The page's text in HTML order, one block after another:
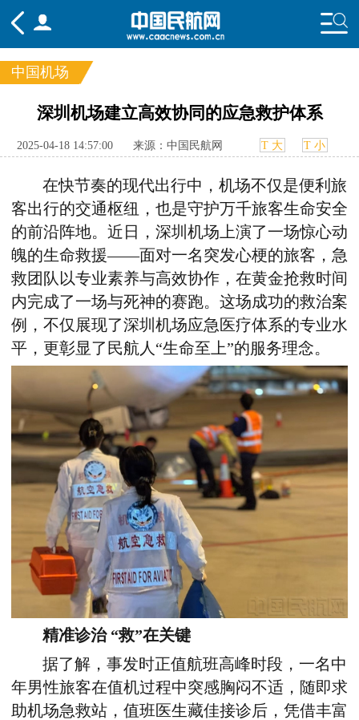
频道
国内 国际
行业
中国机场
深圳机场建立高效协同的应急救护体系
2025-04-18 14:57:00 来源：中国民航网 T 大 T 小
在快节奏的现代出行中，机场不仅是便利旅
客出行的交通枢纽，也是守护万千旅客生命安全
的前沿阵地。近日，深圳机场上演了一场惊心动
魄的生命救援——面对一名突发心梗的旅客，急
救团队以专业素养与高效协作，在黄金抢救时间
内完成了一场与死神的赛跑。这场成功的救治案
例，不仅展现了深圳机场应急医疗体系的专业水
平，更彰显了民航人“生命至上”的服务理念。
精准诊治 “救”在关键
据了解，事发时正值航班高峰时段，一名中
年男性旅客在值机过程中突感胸闷不适，随即求
助机场急救站，值班医生藏佳接诊后，凭借丰富